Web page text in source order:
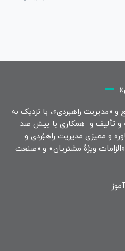
«مدیریت راهبردی»، با نزدیک به
و تألیف و همکاری با بیش صد
و ممیزی مدیریت راهبُردی و
ویژهٔ مشتریان» و «صنعت